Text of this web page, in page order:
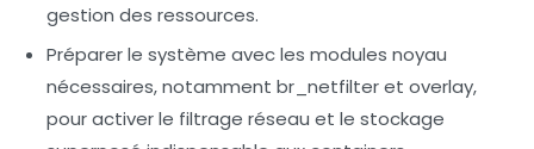
gestion des ressources.
Préparer le système avec les modules noyau
nécessaires, notamment br_netfilteret overlay,
pour activer le filtrage réseau et le stockage